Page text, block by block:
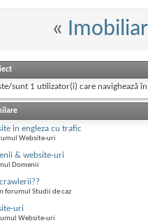
«
sunt 1 utilizator(i) care navighează
in engleza cu trafic
Website-uri
& website-uri
Domenii
forumul Studii de caz
uri
Website-uri